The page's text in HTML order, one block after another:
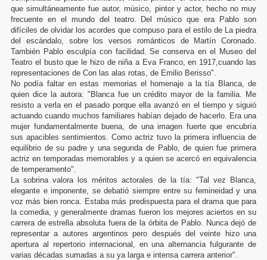
que simultáneamente fue autor, músico, pintor y actor, hecho no muy
frecuente en el mundo del teatro. Del músico que era Pablo son
difíciles de olvidar los acordes que compuso para el estilo de La piedra
del escándalo, sobre los versos románticos de Martín Coronado.
También Pablo esculpía con facilidad. Se conserva en el Museo del
Teatro el busto que le hizo de niña a Eva Franco, en 1917,cuando las
representaciones de Con las alas rotas, de Emilio Berisso".
No podía faltar en estas memorias el homenaje a la tía Blanca, de
quien dice la autora: "Blanca fue un crédito mayor de la familia. Me
resisto a verla en el pasado porque ella avanzó en el tiempo y siguió
actuando cuando muchos familiares habían dejado de hacerlo. Era una
mujer fundamentalmente buena, de una imagen fuerte que encubría
sus apacibles sentimientos. Como actriz tuvo la primera influencia de
equilibrio de su padre y una segunda de Pablo, de quien fue primera
actriz en temporadas memorables y a quien se acercó en equivalencia
de temperamento".
La sobrina valora los méritos actorales de la tía: "Tal vez Blanca,
elegante e imponente, se debatió siempre entre su femineidad y una
voz más bien ronca. Estaba más predispuesta para el drama que para
la comedia, y generalmente dramas fueron los mejores aciertos en su
carrera de estrella absoluta fuera de la órbita de Pablo. Nunca dejó de
representar a autores argentinos pero después del veinte hizo una
apertura al repertorio internacional, en una alternancia fulgurante de
varias décadas sumadas a su ya larga e intensa carrera anterior".